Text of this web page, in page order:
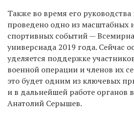
Также во время его
проведено одно из масштабных
спортивных событий —
универсиада 2019 года. Сейчас
уделяется поддержке
военной операции и членов их
это будет одним из ключевых
и в дальнейшей работе органов
Анатолий Серышев.